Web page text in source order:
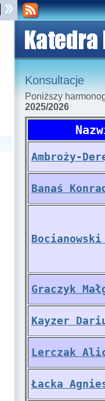
Konsultacje
Poniższy
2025/2026
Ambroży-
Banaś
Graczyk
Kayzer
Lerczak
Łacka